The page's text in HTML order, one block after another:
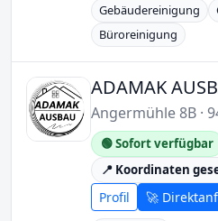
Gebäudereinigung
Büroreinigung
ADAMAK
Angermühle 8B ·
🟢 Sofort verfügbar
📍 Koordinaten
Profil 🚀